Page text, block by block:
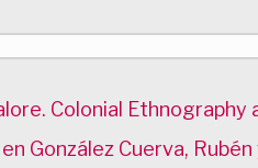
Colonial Ethnography
González Cuerva,